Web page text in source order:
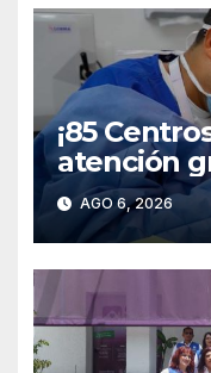
¡85
atención
territorio
AGO 6, 2026